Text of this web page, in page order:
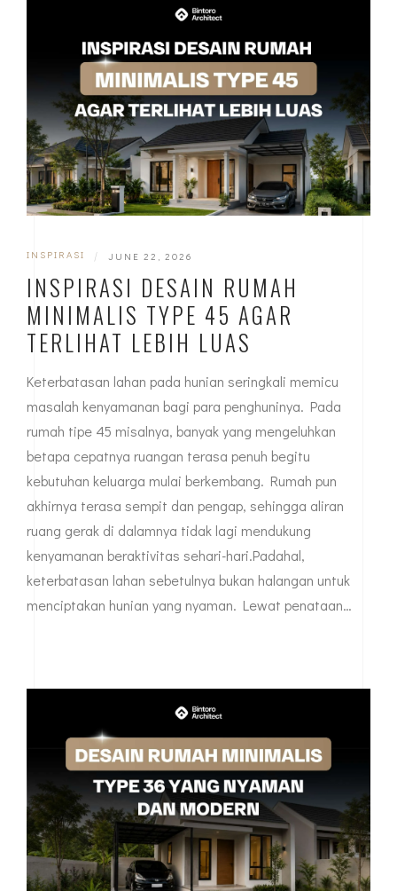
INSPIRASI | JUNE 22, 2026
INSPIRASI DESAIN RUMAH
MINIMALIS TYPE 45 AGAR
TERLIHAT LEBIH LUAS
Keterbatasan lahan pada hunian seringkali memicu
masalah kenyamanan bagi para penghuninya. Pada
rumah tipe 45 misalnya, banyak yang mengeluhkan
betapa cepatnya ruangan terasa penuh begitu
kebutuhan keluarga mulai berkembang. Rumah pun
akhirnya terasa sempit dan pengap, sehingga aliran
ruang gerak di dalamnya tidak lagi mendukung
kenyamanan beraktivitas sehari-hari.Padahal,
keterbatasan lahan sebetulnya bukan halangan untuk
menciptakan hunian yang nyaman. Lewat penataan…